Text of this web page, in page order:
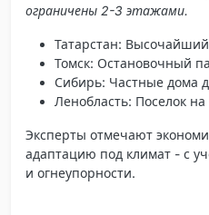
ограничены 2-3 этажами.
Татарстан: Высочайший
Томск: Остановочный
Сибирь: Частные дома
Ленобласть: Поселок
Эксперты отмечают
адаптацию под климат - с
и огнеупорности.